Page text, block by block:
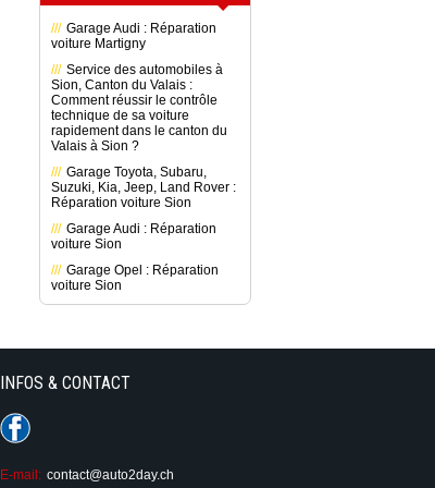
Garage Audi : Réparation
voiture Martigny
Service des automobiles à
Sion, Canton du Valais :
Comment réussir le contrôle
technique de sa voiture
rapidement dans le canton du
Valais à Sion ?
Garage Toyota, Subaru,
Suzuki, Kia, Jeep, Land Rover :
Réparation voiture Sion
Garage Audi : Réparation
voiture Sion
Garage Opel : Réparation
voiture Sion
INFOS & CONTACT
E-mail: contact@auto2day.ch